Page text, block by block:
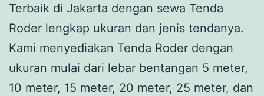
Terbaik di Jakarta dengan sewa Tenda
Roder lengkap ukuran dan jenis tendanya.
Kami menyediakan Tenda Roder dengan
ukuran mulai dari lebar bentangan 5 meter,
10 meter, 15 meter, 20 meter, 25 meter, dan